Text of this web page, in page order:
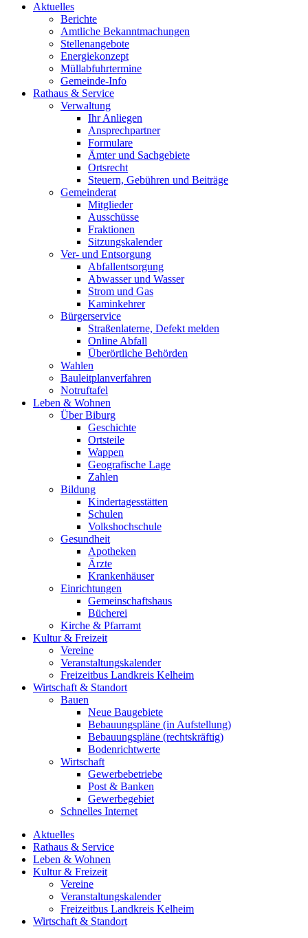
Aktuelles
Berichte
Amtliche Bekanntmachungen
Stellenangebote
Energiekonzept
Müllabfuhrtermine
Gemeinde-Info
Rathaus & Service
Verwaltung
Ihr Anliegen
Ansprechpartner
Formulare
Ämter und Sachgebiete
Ortsrecht
Steuern, Gebühren und Beiträge
Gemeinderat
Mitglieder
Ausschüsse
Fraktionen
Sitzungskalender
Ver- und Entsorgung
Abfallentsorgung
Abwasser und Wasser
Strom und Gas
Kaminkehrer
Bürgerservice
Straßenlaterne, Defekt melden
Online Abfall
Überörtliche Behörden
Wahlen
Bauleitplanverfahren
Notruftafel
Leben & Wohnen
Über Biburg
Geschichte
Ortsteile
Wappen
Geografische Lage
Zahlen
Bildung
Kindertagesstätten
Schulen
Volkshochschule
Gesundheit
Apotheken
Ärzte
Krankenhäuser
Einrichtungen
Gemeinschaftshaus
Bücherei
Kirche & Pfarramt
Kultur & Freizeit
Vereine
Veranstaltungskalender
Freizeitbus Landkreis Kelheim
Wirtschaft & Standort
Bauen
Neue Baugebiete
Bebauungspläne (in Aufstellung)
Bebauungspläne (rechtskräftig)
Bodenrichtwerte
Wirtschaft
Gewerbebetriebe
Post & Banken
Gewerbegebiet
Schnelles Internet
Aktuelles
Rathaus & Service
Leben & Wohnen
Kultur & Freizeit
Vereine
Veranstaltungskalender
Freizeitbus Landkreis Kelheim
Wirtschaft & Standort